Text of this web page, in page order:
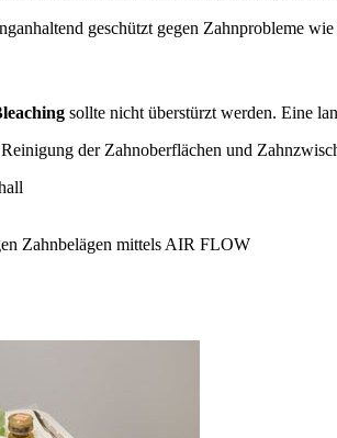
geschützt gegen Zahnprobleme
sollte nicht überstürzt werden. Eine
der Zahnoberflächen und
Zahnbelägen mittels AIR FLOW